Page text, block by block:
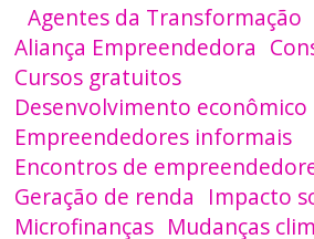
Agentes da Transformação
Aliança Empreendedora
Cursos gratuitos
Desenvolvimento econômico
Empreendedores informais
Encontros de
Geração de renda Impacto
Microfinanças Mudanças